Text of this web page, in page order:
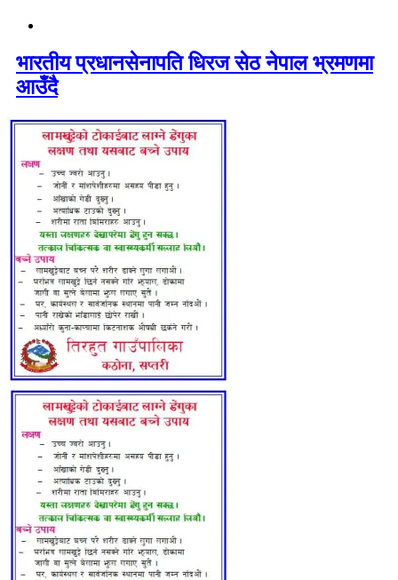
भारतीय प्रधानसेनापति धिरज सेठ नेपाल भ्रमणमा
आउँदै